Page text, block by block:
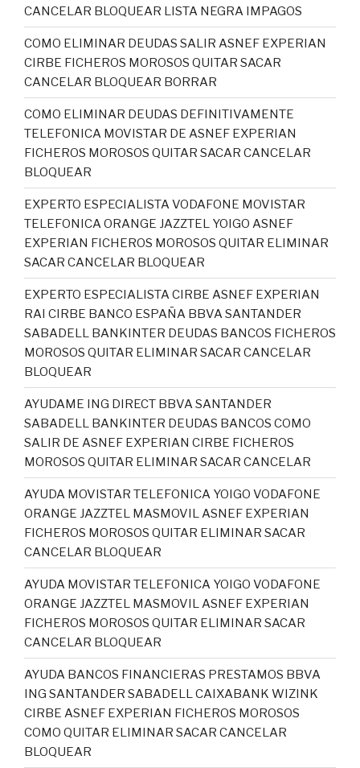
CANCELAR BLOQUEAR LISTA NEGRA IMPAGOS
COMO ELIMINAR DEUDAS SALIR ASNEF EXPERIAN
CIRBE FICHEROS MOROSOS QUITAR SACAR
CANCELAR BLOQUEAR BORRAR
COMO ELIMINAR DEUDAS DEFINITIVAMENTE
TELEFONICA MOVISTAR DE ASNEF EXPERIAN
FICHEROS MOROSOS QUITAR SACAR CANCELAR
BLOQUEAR
EXPERTO ESPECIALISTA VODAFONE MOVISTAR
TELEFONICA ORANGE JAZZTEL YOIGO ASNEF
EXPERIAN FICHEROS MOROSOS QUITAR ELIMINAR
SACAR CANCELAR BLOQUEAR
EXPERTO ESPECIALISTA CIRBE ASNEF EXPERIAN
RAI CIRBE BANCO ESPAÑA BBVA SANTANDER
SABADELL BANKINTER DEUDAS BANCOS FICHEROS
MOROSOS QUITAR ELIMINAR SACAR CANCELAR
BLOQUEAR
AYUDAME ING DIRECT BBVA SANTANDER
SABADELL BANKINTER DEUDAS BANCOS COMO
SALIR DE ASNEF EXPERIAN CIRBE FICHEROS
MOROSOS QUITAR ELIMINAR SACAR CANCELAR
AYUDA MOVISTAR TELEFONICA YOIGO VODAFONE
ORANGE JAZZTEL MASMOVIL ASNEF EXPERIAN
FICHEROS MOROSOS QUITAR ELIMINAR SACAR
CANCELAR BLOQUEAR
AYUDA MOVISTAR TELEFONICA YOIGO VODAFONE
ORANGE JAZZTEL MASMOVIL ASNEF EXPERIAN
FICHEROS MOROSOS QUITAR ELIMINAR SACAR
CANCELAR BLOQUEAR
AYUDA BANCOS FINANCIERAS PRESTAMOS BBVA
ING SANTANDER SABADELL CAIXABANK WIZINK
CIRBE ASNEF EXPERIAN FICHEROS MOROSOS
COMO QUITAR ELIMINAR SACAR CANCELAR
BLOQUEAR